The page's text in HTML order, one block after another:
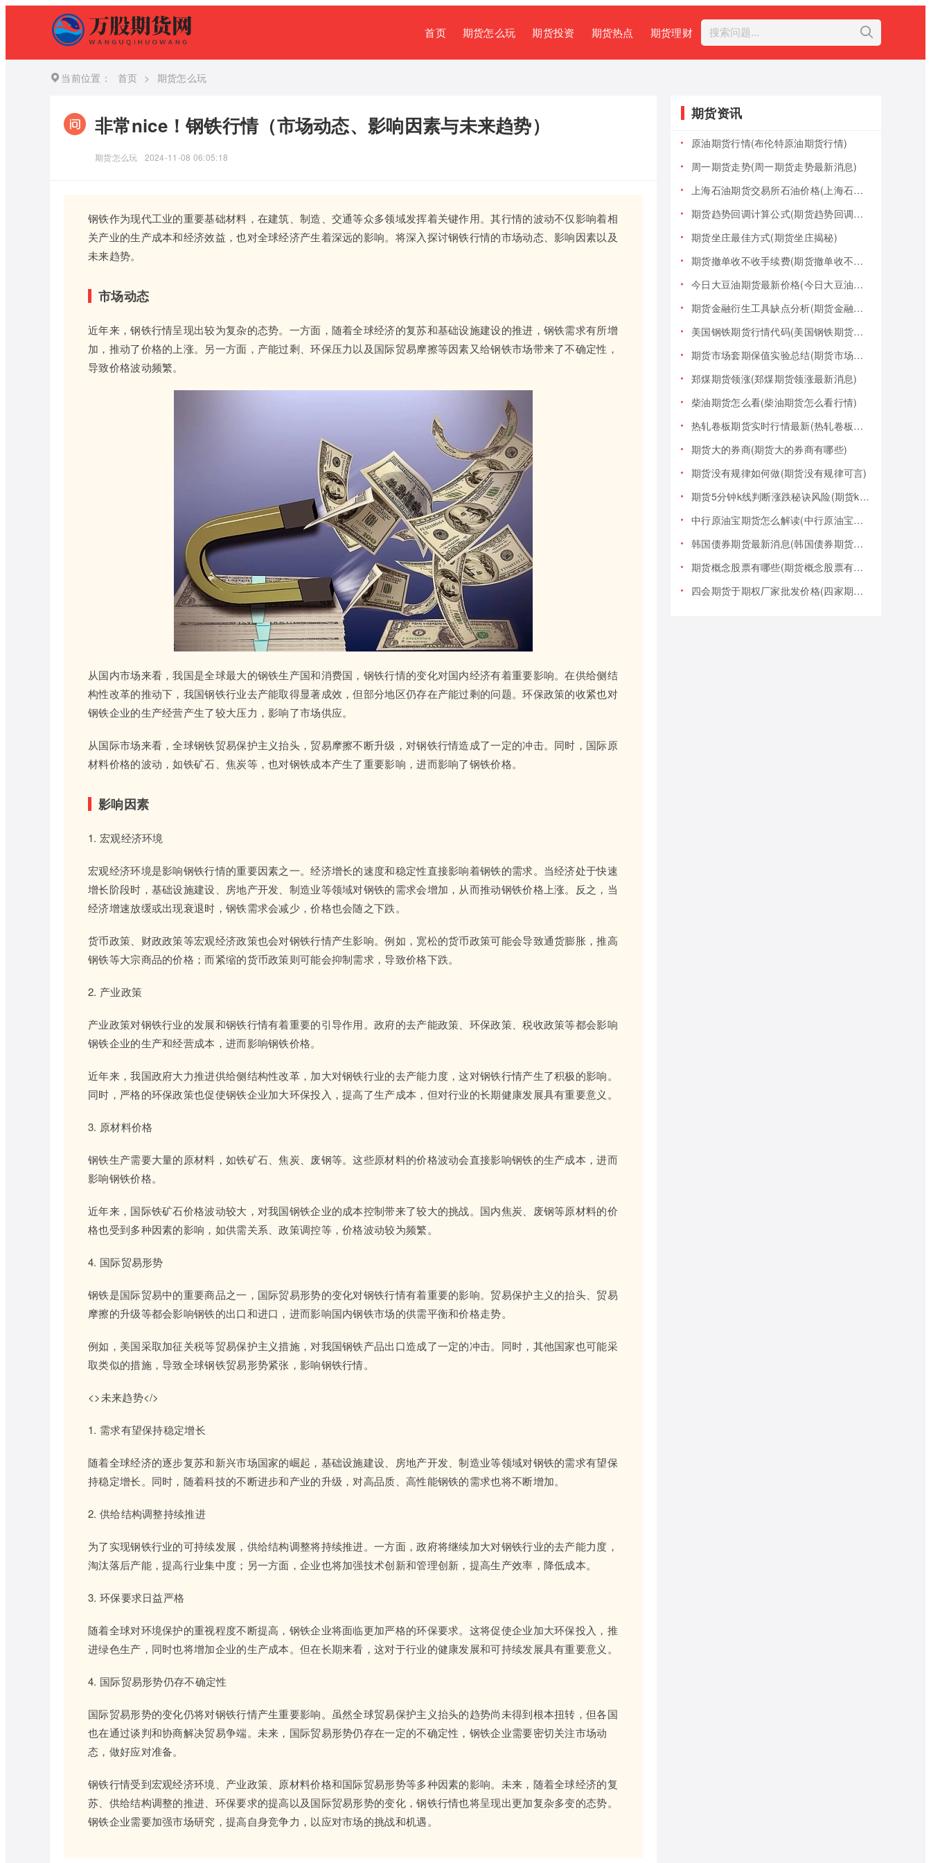
首页 期货怎么玩 期货投资 期货热点 期货理财
当前位置： 首页 > 期货怎么玩
非常nice！钢铁行情（市场动态、影响因素与未来趋势）
期货怎么玩 2024-11-08 06:05:18
钢铁作为现代工业的重要基础材料，在建筑、制造、交通等众多领域发挥着关键作用。其行情的波动不仅影响着相
关产业的生产成本和经济效益，也对全球经济产生着深远的影响。将深入探讨钢铁行情的市场动态、影响因素以及
未来趋势。
市场动态
近年来，钢铁行情呈现出较为复杂的态势。一方面，随着全球经济的复苏和基础设施建设的推进，钢铁需求有所增
加，推动了价格的上涨。另一方面，产能过剩、环保压力以及国际贸易摩擦等因素又给钢铁市场带来了不确定性，
导致价格波动频繁。
从国内市场来看，我国是全球最大的钢铁生产国和消费国，钢铁行情的变化对国内经济有着重要影响。在供给侧结
构性改革的推动下，我国钢铁行业去产能取得显著成效，但部分地区仍存在产能过剩的问题。环保政策的收紧也对
钢铁企业的生产经营产生了较大压力，影响了市场供应。
从国际市场来看，全球钢铁贸易保护主义抬头，贸易摩擦不断升级，对钢铁行情造成了一定的冲击。同时，国际原
材料价格的波动，如铁矿石、焦炭等，也对钢铁成本产生了重要影响，进而影响了钢铁价格。
影响因素
1. 宏观经济环境
宏观经济环境是影响钢铁行情的重要因素之一。经济增长的速度和稳定性直接影响着钢铁的需求。当经济处于快速
增长阶段时，基础设施建设、房地产开发、制造业等领域对钢铁的需求会增加，从而推动钢铁价格上涨。反之，当
经济增速放缓或出现衰退时，钢铁需求会减少，价格也会随之下跌。
货币政策、财政政策等宏观经济政策也会对钢铁行情产生影响。例如，宽松的货币政策可能会导致通货膨胀，推高
钢铁等大宗商品的价格；而紧缩的货币政策则可能会抑制需求，导致价格下跌。
2. 产业政策
产业政策对钢铁行业的发展和钢铁行情有着重要的引导作用。政府的去产能政策、环保政策、税收政策等都会影响
钢铁企业的生产和经营成本，进而影响钢铁价格。
近年来，我国政府大力推进供给侧结构性改革，加大对钢铁行业的去产能力度，这对钢铁行情产生了积极的影响。
同时，严格的环保政策也促使钢铁企业加大环保投入，提高了生产成本，但对行业的长期健康发展具有重要意义。
3. 原材料价格
钢铁生产需要大量的原材料，如铁矿石、焦炭、废钢等。这些原材料的价格波动会直接影响钢铁的生产成本，进而
影响钢铁价格。
近年来，国际铁矿石价格波动较大，对我国钢铁企业的成本控制带来了较大的挑战。国内焦炭、废钢等原材料的价
格也受到多种因素的影响，如供需关系、政策调控等，价格波动较为频繁。
4. 国际贸易形势
钢铁是国际贸易中的重要商品之一，国际贸易形势的变化对钢铁行情有着重要的影响。贸易保护主义的抬头、贸易
摩擦的升级等都会影响钢铁的出口和进口，进而影响国内钢铁市场的供需平衡和价格走势。
例如，美国采取加征关税等贸易保护主义措施，对我国钢铁产品出口造成了一定的冲击。同时，其他国家也可能采
取类似的措施，导致全球钢铁贸易形势紧张，影响钢铁行情。
<>未来趋势</>
1. 需求有望保持稳定增长
随着全球经济的逐步复苏和新兴市场国家的崛起，基础设施建设、房地产开发、制造业等领域对钢铁的需求有望保
持稳定增长。同时，随着科技的不断进步和产业的升级，对高品质、高性能钢铁的需求也将不断增加。
2. 供给结构调整持续推进
为了实现钢铁行业的可持续发展，供给结构调整将持续推进。一方面，政府将继续加大对钢铁行业的去产能力度，
淘汰落后产能，提高行业集中度；另一方面，企业也将加强技术创新和管理创新，提高生产效率，降低成本。
3. 环保要求日益严格
随着全球对环境保护的重视程度不断提高，钢铁企业将面临更加严格的环保要求。这将促使企业加大环保投入，推
进绿色生产，同时也将增加企业的生产成本。但在长期来看，这对于行业的健康发展和可持续发展具有重要意义。
4. 国际贸易形势仍存不确定性
国际贸易形势的变化仍将对钢铁行情产生重要影响。虽然全球贸易保护主义抬头的趋势尚未得到根本扭转，但各国
也在通过谈判和协商解决贸易争端。未来，国际贸易形势仍存在一定的不确定性，钢铁企业需要密切关注市场动
态，做好应对准备。
钢铁行情受到宏观经济环境、产业政策、原材料价格和国际贸易形势等多种因素的影响。未来，随着全球经济的复
苏、供给结构调整的推进、环保要求的提高以及国际贸易形势的变化，钢铁行情也将呈现出更加复杂多变的态势。
钢铁企业需要加强市场研究，提高自身竞争力，以应对市场的挑战和机遇。
期货资讯
原油期货行情(布伦特原油期货行情)
周一期货走势(周一期货走势最新消息)
上海石油期货交易所石油价格(上海石油期货交易所石油价格查询)
期货趋势回调计算公式(期货趋势回调计算公式是什么)
期货坐庄最佳方式(期货坐庄揭秘)
期货撤单收不收手续费(期货撤单收不收手续费用)
今日大豆油期货最新价格(今日大豆油期货最新价格行情)
期货金融衍生工具缺点分析(期货金融衍生工具缺点分析报告)
美国钢铁期货行情代码(美国钢铁期货行情大盘)
期货市场套期保值实验总结(期货市场套期保值实验总结报告)
郑煤期货领涨(郑煤期货领涨最新消息)
柴油期货怎么看(柴油期货怎么看行情)
热轧卷板期货实时行情最新(热轧卷板期货实时行情最新报价)
期货大的券商(期货大的券商有哪些)
期货没有规律如何做(期货没有规律可言)
期货5分钟k线判断涨跌秘诀风险(期货k线技巧)
中行原油宝期货怎么解读(中行原油宝期货事件)
韩国债券期货最新消息(韩国债券期货最新消息新闻)
期货概念股票有哪些(期货概念股票有哪些类型)
四会期货于期权厂家批发价格(四家期货交易)